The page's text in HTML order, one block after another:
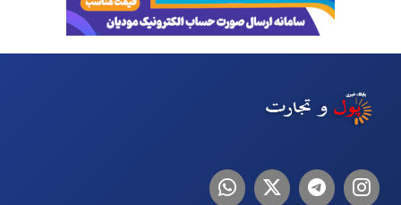
اینستاگرام
تلگرام توییترلینکدین